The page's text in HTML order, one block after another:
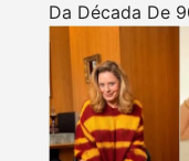
Da Década De